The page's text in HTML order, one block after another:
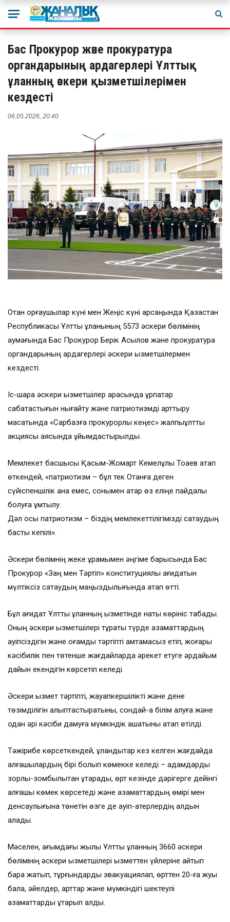
Бас Прокурор және прокуратура
органдарының ардагерлері Ұлттық
ұланның әскери қызметшілерімен
кездесті
06.05.2026, 20:40
Отан қорғаушылар күні мен Жеңіс күні қарсаңында Қазақстан
Республикасы Ұлттық ұланының 5573 әскери бөлімінің
аумағында Бас Прокурор Берік Асылов және прокуратура
органдарының ардагерлері әскери қызметшілермен
кездесті.
Іс-шара әскери қызметшілер арасында ұрпақтар
сабақтастығын нығайту және патриотизмді арттыру
мақсатында «Сарбазға прокурорлық кеңес» жалпыұлттық
акциясы аясында ұйымдастырылды.
Мемлекет басшысы Қасым-Жомарт Кемелұлы Тоқаев атап
өткендей, «патриотизм – бұл тек Отанға деген
сүйіспеншілік қана емес, сонымен қатар өз еліңе пайдалы
болуға ұмтылу.
Дәл осы патриотизм – біздің мемлекеттілігімізді сақтаудың
басты кепілі».
Әскери бөлімнің жеке құрамымен әңгіме барысында Бас
Прокурор «Заң мен Тәртіп» конституциялық қағидатын
мүлтіксіз сақтаудың маңыздылығында атап өтті.
Бұл қағидат Ұлттық ұланның қызметінде нақты көрініс табады.
Оның әскери қызметшілері тұрақты түрде азаматтардың
қауіпсіздігін және қоғамдық тәртіпті қамтамасыз етіп, жоғары
кәсібилік пен төтенше жағдайларда әрекет етуге әрдайым
дайын екендігін көрсетіп келеді.
Әскери қызмет тәртіпті, жауапкершілікті және дене
төзімділігін қалыптастыратыны, сондай-ақ білім алуға және
одан әрі кәсіби дамуға мүмкіндік ашатыны атап өтілді.
Тәжірибе көрсеткендей, ұландықтар кез келген жағдайда
алғашқылардың бірі болып көмекке келеді – адамдарды
зорлық-зомбылықтан құтқарады, өрт кезінде дәрігерге дейінгі
алғашқы көмек көрсетеді және азаматтардың өмірі мен
денсаулығына төнетін өзге де қауіп-қатерлердің алдын
алады.
Мәселен, ағымдағы жылы Ұлттық ұланның 3660 әскери
бөлімінің әскери қызметшілері қызметтен үйлеріне қайтып
бара жатып, тұрғындарды эвакуациялап, өрттен 20-ға жуық
бала, әйелдер, қарттар және мүмкіндігі шектеулі
азаматтарды құтқарып қалды.